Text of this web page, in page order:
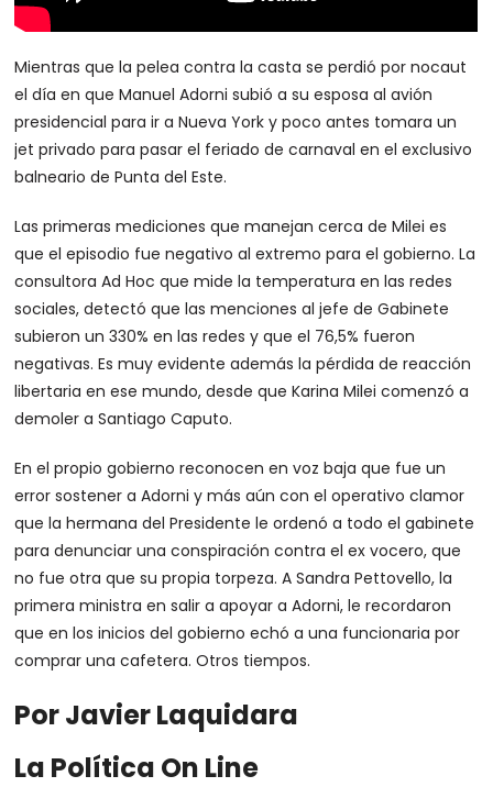
Mientras que la pelea contra la casta se perdió por nocaut
el día en que Manuel Adorni subió a su esposa al avión
presidencial para ir a Nueva York y poco antes tomara un
jet privado para pasar el feriado de carnaval en el exclusivo
balneario de Punta del Este.
Las primeras mediciones que manejan cerca de Milei es
que el episodio fue negativo al extremo para el gobierno. La
consultora Ad Hoc que mide la temperatura en las redes
sociales, detectó que las menciones al jefe de Gabinete
subieron un 330% en las redes y que el 76,5% fueron
negativas. Es muy evidente además la pérdida de reacción
libertaria en ese mundo, desde que Karina Milei comenzó a
demoler a Santiago Caputo.
En el propio gobierno reconocen en voz baja que fue un
error sostener a Adorni y más aún con el operativo clamor
que la hermana del Presidente le ordenó a todo el gabinete
para denunciar una conspiración contra el ex vocero, que
no fue otra que su propia torpeza. A Sandra Pettovello, la
primera ministra en salir a apoyar a Adorni, le recordaron
que en los inicios del gobierno echó a una funcionaria por
comprar una cafetera. Otros tiempos.
Por Javier Laquidara
La Política On Line